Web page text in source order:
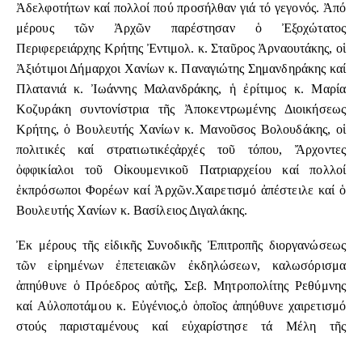
Ἀδελφοτήτων καί πολλοί πού προσήλθαν γιά τό γεγονός. Ἀπό
μέρους τῶν Ἀρχῶν παρέστησαν ὁ Ἐξοχώτατος
Περιφερειάρχης Κρήτης Ἐντιμολ. κ. Σταῦρος Ἀρναουτάκης, οἱ
Ἀξιότιμοι Δήμαρχοι Χανίων κ. Παναγιώτης Σημανδηράκης καί
Πλατανιά κ. Ἰωάννης Μαλανδράκης, ἡ ἐρίτιμος κ. Μαρία
Κοζυράκη συντονίστρια τῆς Ἀποκεντρωμένης Διοικήσεως
Κρήτης, ὁ Βουλευτής Χανίων κ. Μανοῦσος Βολουδάκης, οἱ
πολιτικές καί στρατιωτικέςἀρχές τοῦ τόπου, Ἄρχοντες
ὀφφικίαλοι τοῦ Οἰκουμενικοῦ Πατριαρχείου καί πολλοί
ἐκπρόσωποι Φορέων καί Ἀρχῶν.Χαιρετισμό ἀπέστειλε καί ὁ
Βουλευτής Χανίων κ. Βασίλειος Διγαλάκης.
Ἐκ μέρους τῆς εἰδικῆς Συνοδικῆς Ἐπιτροπῆς διοργανώσεως
τῶν εἰρημένων ἐπετειακῶν ἐκδηλώσεων, καλωσόρισμα
ἀπηύθυνε ὁ Πρόεδρος αὐτῆς, Σεβ. Μητροπολίτης Ρεθύμνης
καί Αὐλοποτάμου κ. Εὐγένιος,ὁ ὁποῖος ἀπηύθυνε χαιρετισμό
στούς παρισταμένους καί εὐχαρίστησε τά Μέλη τῆς